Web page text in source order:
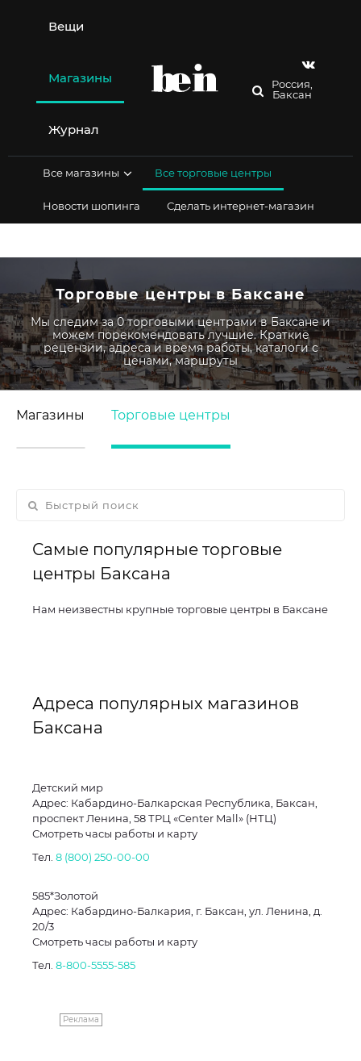
содержимому
Вещи
Магазины
Журнал
Россия,
Баксан
Все магазины Все торговые центры
Новости шопинга Сделать интернет-магазин
Торговые центры в Баксане
Мы следим за 0 торговыми центрами в Баксане и
можем порекомендовать лучшие. Краткие
рецензии, адреса и время работы, каталоги с
ценами, маршруты
Магазины Торговые центры
Самые популярные торговые
центры Баксана
Нам неизвестны крупные торговые центры в Баксане
Адреса популярных магазинов
Баксана
Детский мир
Адрес: Кабардино-Балкарская Республика, Баксан,
проспект Ленина, 58 ТРЦ «Center Mall» (НТЦ)
Смотреть часы работы и карту
Тел. 8 (800) 250-00-00
585*Золотой
Адрес: Кабардино-Балкария, г. Баксан, ул. Ленина, д.
20/3
Смотреть часы работы и карту
Тел. 8-800-5555-585
Реклама